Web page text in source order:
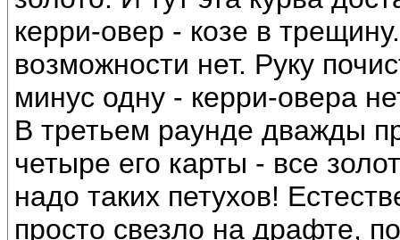
керри-овер - козе в
возможности нет. Руку
минус одну - керри-овера
В третьем раунде дважды
четыре его карты - все
надо таких петухов!
просто свезло на драфте,